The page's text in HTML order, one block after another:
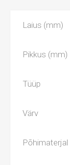
Laius (mm)
Pikkus (mm)
Tüüp
Värv
Põhimaterjal